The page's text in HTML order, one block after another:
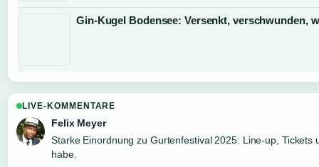
Gin-Kugel Bodensee: Versenkt, verschwunden,
LIVE-KOMMENTARE
Felix Meyer
Starke Einordnung zu Gurtenfestival 2025: Line-up,
habe.